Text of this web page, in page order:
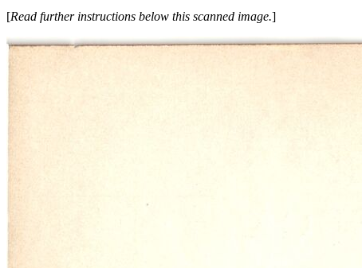
[Read further instructions below this scanned image.]